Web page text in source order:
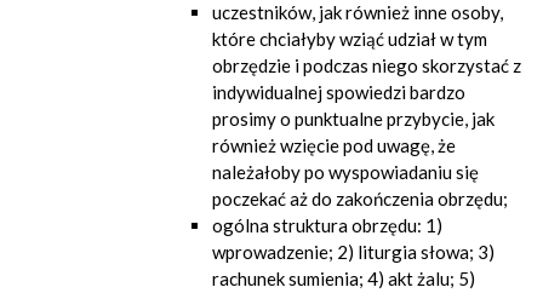
uczestników, jak również inne osoby,
które chciałyby wziąć udział w tym
obrzędzie i podczas niego skorzystać z
indywidualnej spowiedzi bardzo
prosimy o punktualne przybycie, jak
również wzięcie pod uwagę, że
należałoby po wyspowiadaniu się
poczekać aż do zakończenia obrzędu;
ogólna struktura obrzędu: 1)
wprowadzenie; 2) liturgia słowa; 3)
rachunek sumienia; 4) akt żalu; 5)